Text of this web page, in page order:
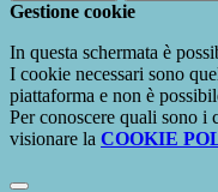
Gestione cookie
In questa schermata è
I cookie necessari sono
piattaforma e non è
Per conoscere quali sono i
visionare la COOKIE